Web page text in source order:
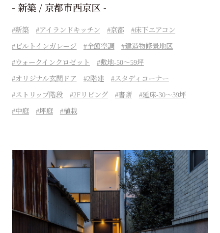
- 新築 / 京都市西京区 -
新築 アイランドキッチン 京都 床下エアコン
ビルトインガレージ 全館空調 建造物修景地区
ウォークインクロゼット 敷地-50～59坪
オリジナル玄関ドア 2階建 スタディコーナー
ストリップ階段 2Fリビング 書斎 延床-30～39坪
中庭 坪庭 植栽